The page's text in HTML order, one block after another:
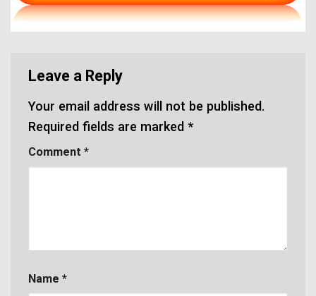
Leave a Reply
Your email address will not be published.
Required fields are marked *
Comment *
Name *